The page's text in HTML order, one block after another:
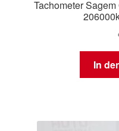
Tachometer
In